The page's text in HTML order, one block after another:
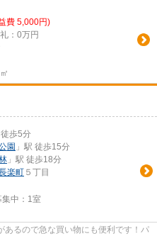
費 5,000円)
：0万円
徒歩5分
園 」駅 徒歩15分
」駅 徒歩18分
楽町 ５丁目
中： 1室
るので急な買い物にも便利です！パ